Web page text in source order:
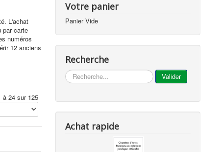
L'achat
par carte
numéros
12 anciens
à 24 sur 125
Votre panier
Panier Vide
Recherche
... Valider
Achat rapide